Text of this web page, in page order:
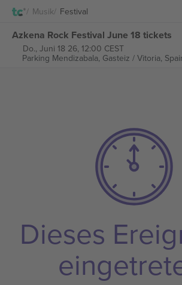
Musik Festival
Azkena Rock Festival June 18 tickets
Do., Juni 18 26, 12:00 CEST
Parking Mendizabala, Gasteiz / Vitoria,
Dieses